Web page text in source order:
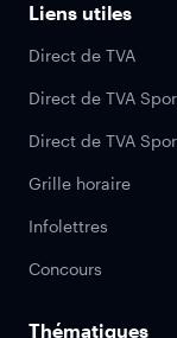
Liens utiles
Direct de TVA
Direct de TVA
Direct de TVA
Grille horaire
Infolettres
Concours
Thématiques